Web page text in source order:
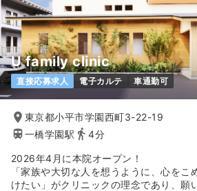
U family clinic
直接応募求人 電子カルテ 車通勤可
東京都小平市学園西町3-22-19
一橋学園駅
4分
2026年4月に本院オープン！
「家族や大切な人を想うように、心をこ
けたい」がクリニックの理念であり、願